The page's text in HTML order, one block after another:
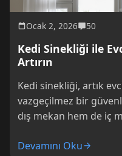
Ocak 2, 2026 50
Kedi Sinekliği ile
Artırın
Kedi sinekliği, artık
vazgeçilmez bir
dış mekan hem de iç
Devamını Oku